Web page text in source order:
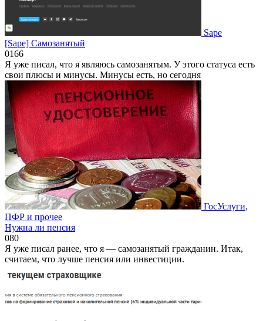
Sape
[Sape] Самозанятый
0166
Я уже писал, что я являюсь самозанятым. У этого статуса есть
свои плюсы и минусы. Минусы есть, но сегодня
ГосУслуги,
ПФР и прочее
Нужна ли пенсия
080
Я уже писал ранее, что я — самозанятый гражданин. Итак,
считаем, что лучше пенсия или инвестиции.